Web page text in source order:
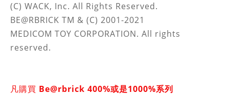
(C) WACK, Inc. All Rights Reserved.
BE@RBRICK TM & (C) 2001-2021
MEDICOM TOY CORPORATION. All rights
reserved.
凡購買 Be@rbrick 400%或是1000%系列